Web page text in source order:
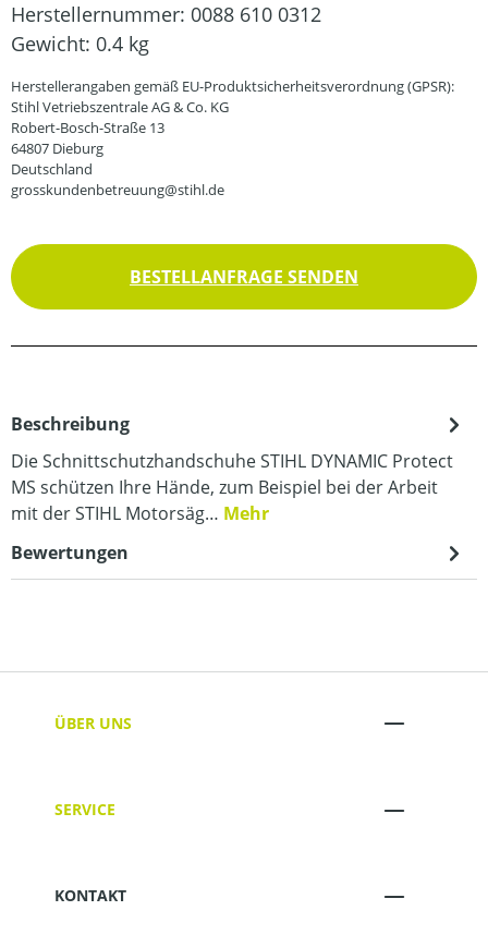
Herstellernummer: 0088 610 0312
Gewicht: 0.4 kg
Herstellerangaben gemäß EU-Produktsicherheitsverordnung (GPSR):
Stihl Vetriebszentrale AG & Co. KG
Robert-Bosch-Straße 13
64807 Dieburg
Deutschland
grosskundenbetreuung@stihl.de
BESTELLANFRAGE SENDEN
Beschreibung
Die Schnittschutzhandschuhe STIHL DYNAMIC Protect
MS schützen Ihre Hände, zum Beispiel bei der Arbeit
mit der STIHL Motorsäg… Mehr
Bewertungen
ÜBER UNS
SERVICE
KONTAKT